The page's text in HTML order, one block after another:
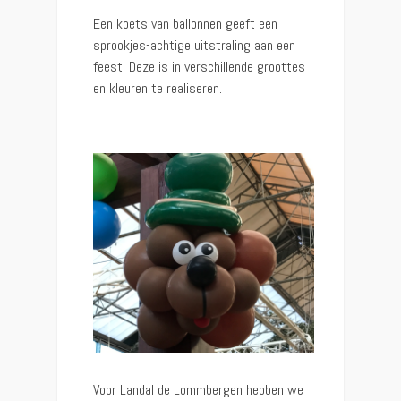
Een koets van ballonnen geeft een
sprookjes-achtige uitstraling aan een
feest! Deze is in verschillende groottes
en kleuren te realiseren.
Voor Landal de Lommbergen hebben we